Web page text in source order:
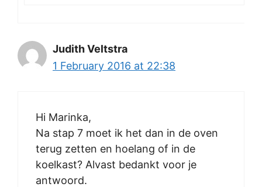
Judith Veltstra
1 February 2016 at 22:38
Hi Marinka,
Na stap 7 moet ik het dan in de oven
terug zetten en hoelang of in de
koelkast? Alvast bedankt voor je
antwoord.